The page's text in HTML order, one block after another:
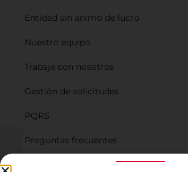
Entidad sin ánimo de lucro
Nuestro equipo
Trabaja con nosotros
Gestión de solicitudes
PQRS
Preguntas frecuentes
Planes de financiación